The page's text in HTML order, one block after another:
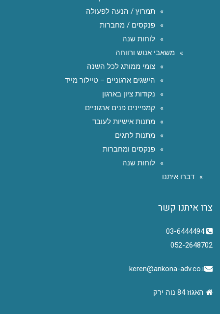
תמרוץ / הנעה לפעולה
פנקסים / מחברות
לוחות שנה
משאבי אנוש ורווחה
צומי ממותג לכל השנה
הישגים ארגוניים – טיילור מייד
נקודות ציון בארגון
קמפיינים פנים ארגוניים
מתנות אישיות לעובד
מתנות לחגים
פנקסים ומחברות
לוחות שנה
דברו איתנו
צרו איתנו קשר
03-6444494
052-2648702
keren@ankona-adv.co.il
האגוז 84 נוה ירק